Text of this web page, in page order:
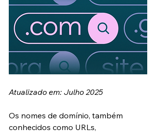
Atualizado em: Julho 2025
Os nomes de domínio, também
conhecidos como URLs,